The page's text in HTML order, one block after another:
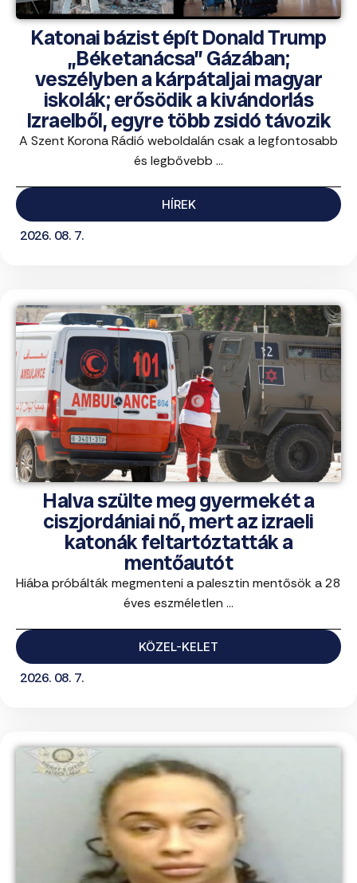
Katonai bázist épít Donald Trump
„Béketanácsa” Gázában;
veszélyben a kárpátaljai magyar
iskolák; erősödik a kivándorlás
Izraelből, egyre több zsidó távozik
A Szent Korona Rádió weboldalán csak a legfontosabb
és legbővebb ...
HÍREK
2026. 08. 7.
Halva szülte meg gyermekét a
ciszjordániai nő, mert az izraeli
katonák feltartóztatták a
mentőautót
Hiába próbálták megmenteni a palesztin mentősök a 28
éves eszméletlen ...
KÖZEL-KELET
2026. 08. 7.